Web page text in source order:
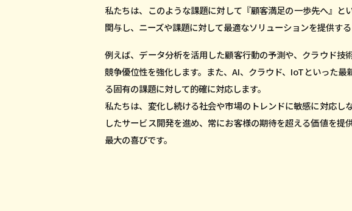
私たちは、このような課題に対して『顧客満足の一歩先へ』
関与し、ニーズや課題に対して最適なソリューションを提供す
例えば、データ分析を活用した顧客行動の予測や、クラウド技
競争優位性を強化します。また、AI、クラウド、IoTといった
る固有の課題に対して的確に対応します。
私たちは、変化し続ける社会や市場のトレンドに敏感に対応
したサービス開発を進め、常にお客様の期待を超える価値を
最大の喜びです。